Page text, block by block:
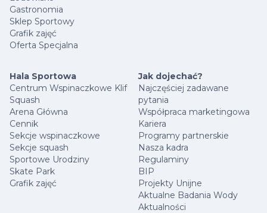
Gastronomia
Sklep Sportowy
Grafik zajęć
Oferta Specjalna
Hala Sportowa
Centrum Wspinaczkowe Klif
Squash
Arena Główna
Cennik
Sekcje wspinaczkowe
Sekcje squash
Sportowe Urodziny
Skate Park
Grafik zajęć
Jak dojechać?
Najczęściej zadawane
pytania
Współpraca marketingowa
Kariera
Programy partnerskie
Nasza kadra
Regulaminy
BIP
Projekty Unijne
Aktualne Badania Wody
Aktualności